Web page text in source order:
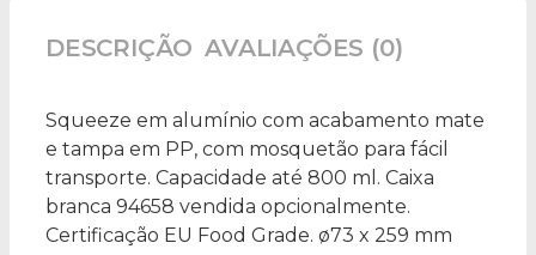
DESCRIÇÃO AVALIAÇÕES (0)
Squeeze em alumínio com acabamento mate
e tampa em PP, com mosquetão para fácil
transporte. Capacidade até 800 ml. Caixa
branca 94658 vendida opcionalmente.
Certificação EU Food Grade. ø73 x 259 mm